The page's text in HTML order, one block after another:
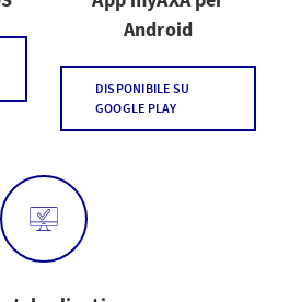
Android
DISPONIBILE SU
GOOGLE PLAY